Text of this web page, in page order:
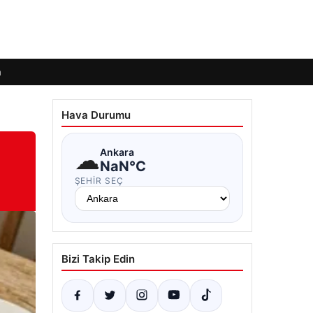
Hava Durumu
☁Ankara
NaN°C
ŞEHIR SEÇ
Bizi Takip Edin